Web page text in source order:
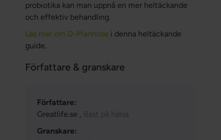
probiotika kan man uppnå en mer heltäckande
och effektiv behandling.
Läs mer om D-Mannose i denna heltäckande
guide.
Författare & granskare
Författare:
Greatlife.se , Bäst på hälsa
Granskare: